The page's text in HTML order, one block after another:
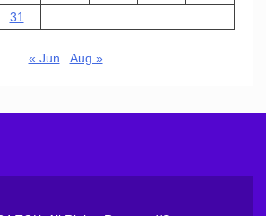
31
« Jun Aug »